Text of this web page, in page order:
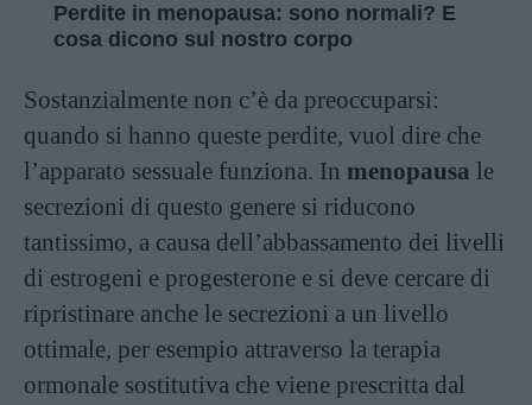
Perdite in menopausa: sono normali? E
cosa dicono sul nostro corpo
Sostanzialmente non c’è da preoccuparsi:
quando si hanno queste perdite, vuol dire che
l’apparato sessuale funziona. In menopausa le
secrezioni di questo genere si riducono
tantissimo, a causa dell’abbassamento dei livelli
di estrogeni e progesterone e si deve cercare di
ripristinare anche le secrezioni a un livello
ottimale, per esempio attraverso la terapia
ormonale sostitutiva che viene prescritta dal